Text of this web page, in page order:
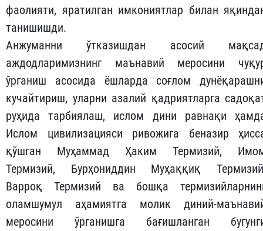
фаолияти, яратилган имкониятлар билан
танишишди.
Анжуманни ўтказишдан асосий
аждодларимизнинг маънавий меросини
ўрганиш асосида ёшларда соғлом
кучайтириш, уларни азалий қадриятларга
руҳида тарбиялаш, ислом дини равнақи
Ислом цивилизацияси ривожига беназир
қўшган Муҳаммад Ҳаким Термизий,
Термизий, Бурҳониддин Муҳаққиқ
Варроқ Термизий ва бошқа
оламшумул аҳамиятга молик диний-
меросини ўрганишга бағишланган